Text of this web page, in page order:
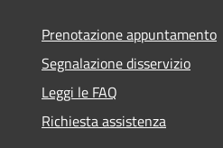
Prenotazione appuntamento
Segnalazione disservizio
Leggi le FAQ
Richiesta assistenza